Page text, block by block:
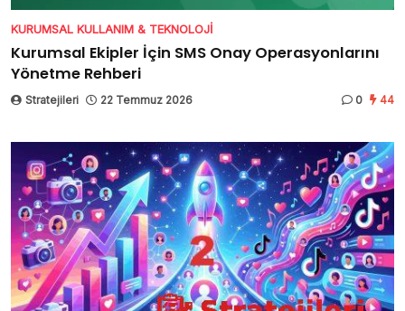
KURUMSAL KULLANIM & TEKNOLOJI
Kurumsal Ekipler İçin SMS Onay Operasyonlarını
Yönetme Rehberi
Stratejileri 22 Temmuz 2026 0 44